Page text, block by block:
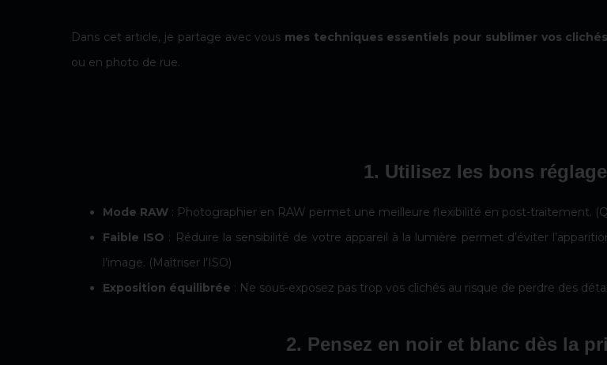
Dans cet article, je partage avec vous mes techniques essentiels pour sublimer vos
ou en photo de rue.
1. Utilisez les bons
Mode RAW : Photographier en RAW permet une meilleure flexibilité en post-traitement.
Faible ISO : Réduire la sensibilité de votre appareil à la lumière permet d’éviter
l’image. (Maîtriser l’ISO)
Exposition équilibrée : Ne sous-exposez pas trop vos clichés au risque de perdre des
2. Pensez en noir et blanc dès la